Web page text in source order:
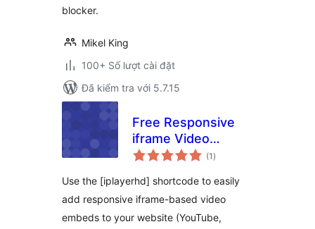
blocker.
Mikel King
100+ Số lượt cài đặt
Đã kiểm tra với 5.7.15
Free Responsive
iframe Video
Embeds
(1 tổng
đánh
)
Use the [iplayerhd] shortcode to easily
add responsive iframe-based video
embeds to your website (YouTube,